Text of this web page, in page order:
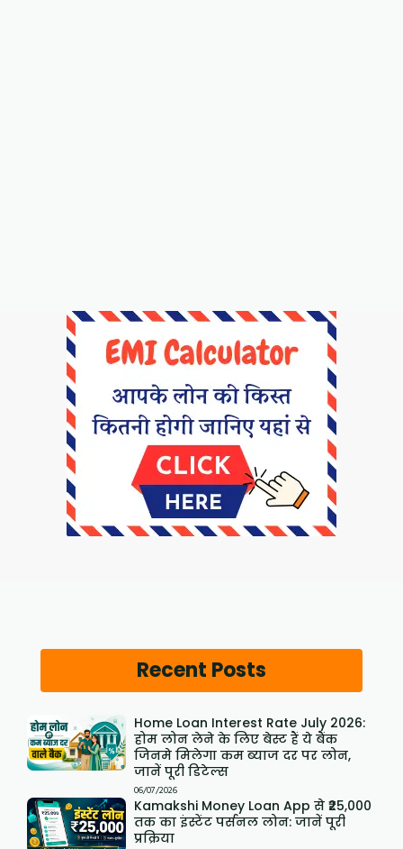
Recent Posts
Home Loan Interest Rate July 2026:
होम लोन लेने के लिए बेस्ट हैं ये बैंक
जिनमे मिलेगा कम ब्याज दर पर लोन,
जानें पूरी डिटेल्स
06/07/2026
Kamakshi Money Loan App से ₹25,000
तक का इंस्टेंट पर्सनल लोन: जानें पूरी
प्रक्रिया